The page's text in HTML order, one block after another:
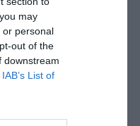
may
or personal
out of the
downstream
IAB’s List of